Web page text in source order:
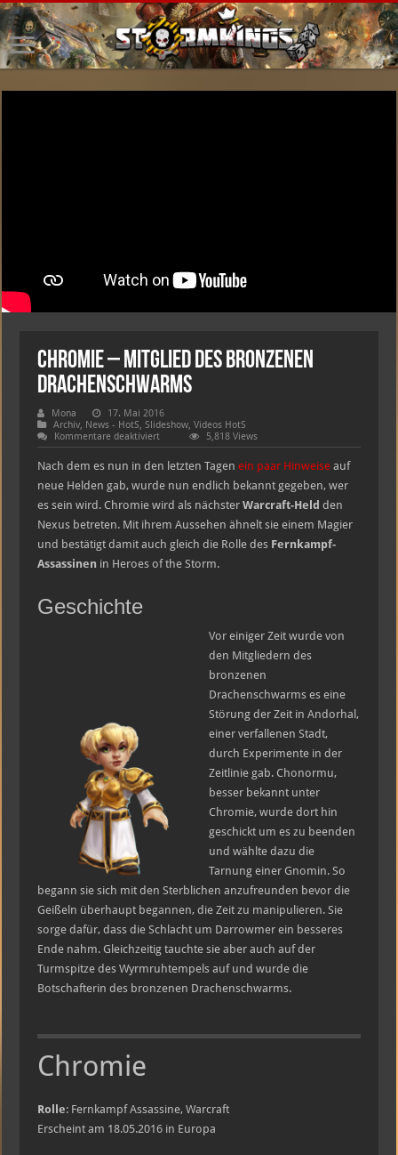
Chromie – Mitglied des bronzenen
Drachenschwarms
Mona
17. Mai 2016
Archiv, News - HotS,Slideshow,Videos HotS
Kommentare deaktiviertfür
Chromie
Mitglied
des
bronzenen
Drachenschwarms
5,818 Views
Nach dem es nun in den letzten Tagenein paar Hinweise auf
neue Helden gab, wurde nun endlich bekannt gegeben, wer
es sein wird. Chromie wird als nächster Warcraft-Held den
Nexus betreten. Mit ihrem Aussehen ähnelt sie einem Magier
und bestätigt damit auch gleich die Rolle des Fernkampf-
Assassinen in Heroes of the Storm.
Geschichte
Vor einiger Zeit wurde von
den Mitgliedern des
bronzenen
Drachenschwarms es eine
Störung der Zeit in Andorhal,
einer verfallenen Stadt,
durch Experimente in der
Zeitlinie gab. Chonormu,
besser bekannt unter
Chromie, wurde dort hin
geschickt um es zu beenden
und wählte dazu die
Tarnung einer Gnomin. So
begann sie sich mit den Sterblichen anzufreunden bevor die
Geißeln überhaupt begannen, die Zeit zu manipulieren. Sie
sorge dafür, dass die Schlacht um Darrowmer ein besseres
Ende nahm. Gleichzeitig tauchte sie aber auch auf der
Turmspitze des Wyrmruhtempels auf und wurde die
Botschafterin des bronzenen Drachenschwarms.
Chromie
Rolle: Fernkampf Assassine, Warcraft
Erscheint am 18.05.2016 in Europa